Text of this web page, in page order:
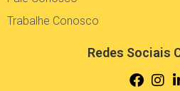
Trabalhe Conosco
Redes Sociais